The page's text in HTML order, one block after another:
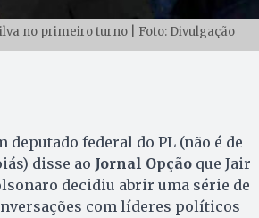
no primeiro turno | Foto: Divulgação
deputado federal do PL (não é de
disse ao Jornal Opçãoque Jair
decidiu abrir uma série de
com líderes políticos